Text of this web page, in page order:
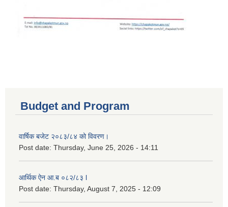
Budget and Program
वार्षिक बजेट २०८३/८४ को विवरण।
Post date: Thursday, June 25, 2026 - 14:11
आर्थिक ऐन आ.ब ०८२/८३ l
Post date: Thursday, August 7, 2025 - 12:09